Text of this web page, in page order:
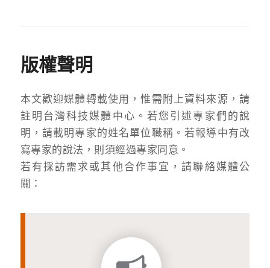
版權聲明
本文歡迎媒體轉載使用，惟需附上資料來源，請
註明台灣科技媒體中心。若您引述專家們的說
明，請載明專家的姓名單位職稱。若報導中有改
寫專家的說法，則須經過專家同意。
若有採訪需求或其他合作事宜，請聯絡媒體公
關：